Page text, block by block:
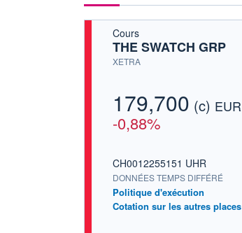
Cours
THE SWATCH GRP
XETRA
179,700 (c) EUR
-0,88%
CH0012255151 UHR
DONNÉES TEMPS DIFFÉRÉ
Politique d'exécution
Cotation sur les autres places